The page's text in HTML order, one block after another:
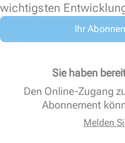
wichtigsten
Ihr
Sie haben
Den Online-Zugang
Abonnement
Melden